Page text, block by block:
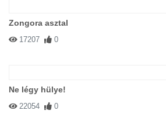
Zongora asztal
17207 0
Ne légy hülye!
22054 0